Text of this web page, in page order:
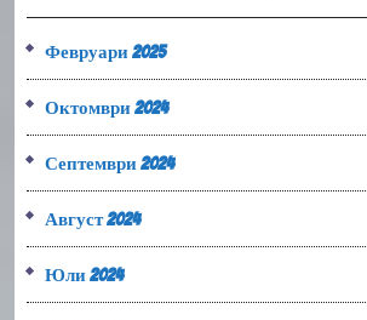
Февруари 2025
Октомври 2024
Септември 2024
Август 2024
Юли 2024